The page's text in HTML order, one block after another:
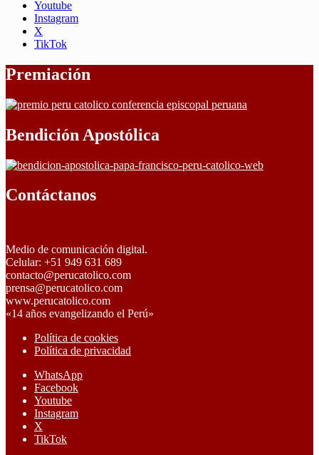
Youtube
Instagram
X
TikTok
Premiación
Bendición Apostólica
Contáctanos
Medio de comunicación digital.
Celular: +51 949 631 689
contacto@perucatolico.com
prensa@perucatolico.com
www.perucatolico.com
«14 años evangelizando el Perú»
Política de cookies
Política de privacidad
WhatsApp
Facebook
Youtube
Instagram
X
TikTok